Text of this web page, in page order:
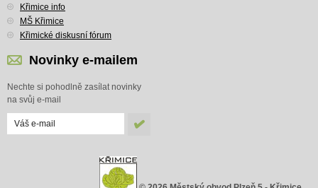
Křimice info
MŠ Křimice
Křimické diskusní fórum
Novinky e-mailem
Nechte si pohodlně zasílat novinky
na svůj e-mail